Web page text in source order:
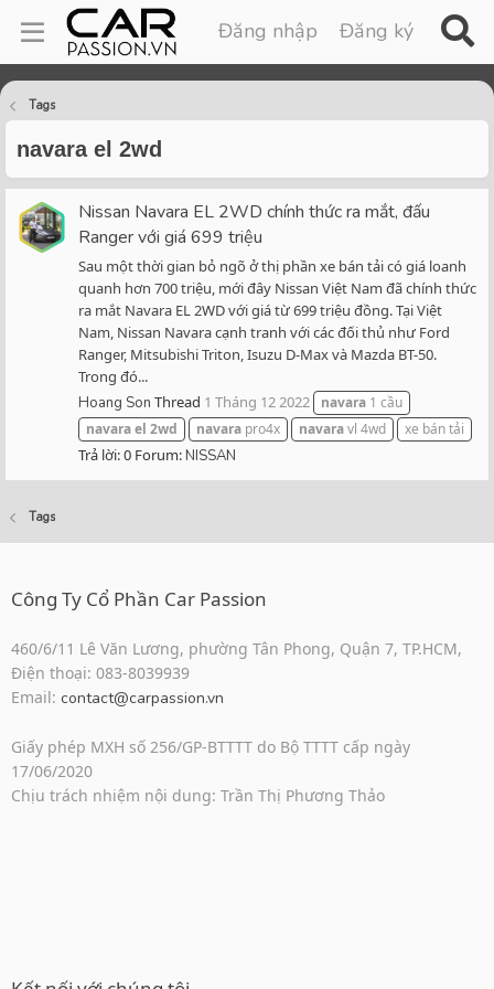
Đăng nhập Đăng ký
Tags
navara el 2wd
Nissan Navara EL 2WD chính thức ra mắt, đấu
Ranger với giá 699 triệu
Sau một thời gian bỏ ngõ ở thị phần xe bán tải có giá loanh
quanh hơn 700 triệu, mới đây Nissan Việt Nam đã chính thức
ra mắt Navara EL 2WD với giá từ 699 triệu đồng. Tại Việt
Nam, Nissan Navara cạnh tranh với các đối thủ như Ford
Ranger, Mitsubishi Triton, Isuzu D-Max và Mazda BT-50.
Trong đó...
Hoang Son Thread 1 Tháng 12 2022 navara 1 cầu
navarael 2wd navara pro4x navaravl 4wd xe bán tải
Trả lời: 0 Forum:NISSAN
Tags
Công Ty Cổ Phần Car Passion
460/6/11 Lê Văn Lương, phường Tân Phong, Quận 7, TP.HCM,
Điện thoại: 083-8039939
Email: contact@carpassion.vn
Giấy phép MXH số 256/GP-BTTTT do Bộ TTTT cấp ngày
17/06/2020
Chịu trách nhiệm nội dung: Trần Thị Phương Thảo